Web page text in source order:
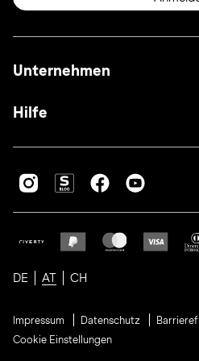
Unternehmen
Hilfe
DE AT CH
Impressum Datenschutz
Cookie Einstellungen